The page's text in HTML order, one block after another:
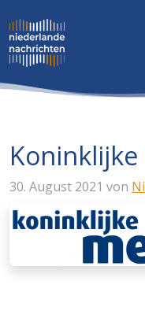
30. August 2021 von